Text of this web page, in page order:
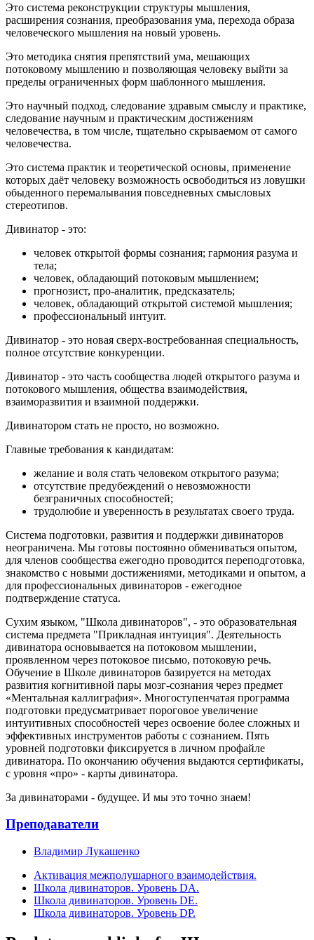
Это система реконструкции структуры мышления,
расширения сознания, преобразования ума, перехода образа
человеческого мышления на новый уровень.
Это методика снятия препятствий ума, мешающих
потоковому мышлению и позволяющая человеку выйти за
пределы ограниченных форм шаблонного мышления.
Это научный подход, следование здравым смыслу и практике,
следование научным и практическим достижениям
человечества, в том числе, тщательно скрываемом от самого
человечества.
Это система практик и теоретической основы, применение
которых даёт человеку возможность освободиться из ловушки
обыденного перемалывания повседневных смысловых
стереотипов.
Дивинатор - это:
человек открытой формы сознания; гармония разума и
тела;
человек, обладающий потоковым мышлением;
прогнозист, про-аналитик, предсказатель;
человек, обладающий открытой системой мышления;
профессиональный интуит.
Дивинатор - это новая сверх-востребованная специальность,
полное отсутствие конкуренции.
Дивинатор - это часть сообщества людей открытого разума и
потокового мышления, общества взаимодействия,
взаиморазвития и взаимной поддержки.
Дивинатором стать не просто, но возможно.
Главные требования к кандидатам:
желание и воля стать человеком открытого разума;
отсутствие предубеждений о невозможности
безграничных способностей;
трудолюбие и уверенность в результатах своего труда.
Система подготовки, развития и поддержки дивинаторов
неограничена. Мы готовы постоянно обмениваться опытом,
для членов сообщества ежегодно проводится переподготовка,
знакомство с новыми достижениями, методиками и опытом, а
для профессиональных дивинаторов - ежегодное
подтверждение статуса.
Сухим языком, "Школа дивинаторов", - это образовательная
система предмета "Прикладная интуиция". Деятельность
дивинатора основывается на потоковом мышлении,
проявленном через потоковое письмо, потоковую речь.
Обучение в Школе дивинаторов базируется на методах
развития когнитивной пары мозг-сознания через предмет
«Ментальная каллиграфия». Многоступенчатая программа
подготовки предусматривает пороговое увеличение
интуитивных способностей через освоение более сложных и
эффективных инструментов работы с сознанием. Пять
уровней подготовки фиксируется в личном профайле
дивинатора. По окончанию обучения выдаются сертификаты,
с уровня «про» - карты дивинатора.
За дивинаторами - будущее. И мы это точно знаем!
Преподаватели
Владимир Лукашенко
Активация межполушарного взаимодействия.
Школа дивинаторов. Уровень DA.
Школа дивинаторов. Уровень DE.
Школа дивинаторов. Уровень DP.